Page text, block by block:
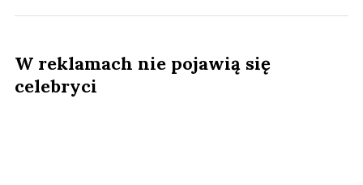
W reklamach nie pojawią się
celebryci